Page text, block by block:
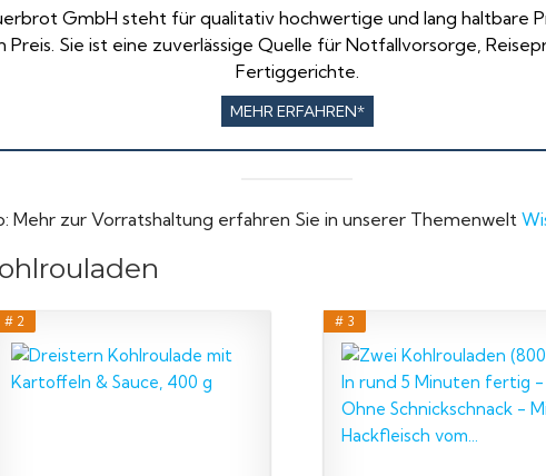
GmbH steht für qualitativ hochwertige und lang haltbare
Preis. Sie ist eine zuverlässige Quelle für Notfallvorsorge,
Fertiggerichte.
MEHR ERFAHREN*
Mehr zur Vorratshaltung erfahren Sie in unserer Themenwelt
# 2 # 3